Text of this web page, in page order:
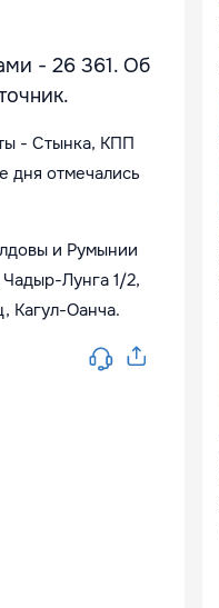
- 26 361. Об
- Стынка, КПП
дня отмечались
и Румынии
Лунга 1/2,
Кагул-Оанча.